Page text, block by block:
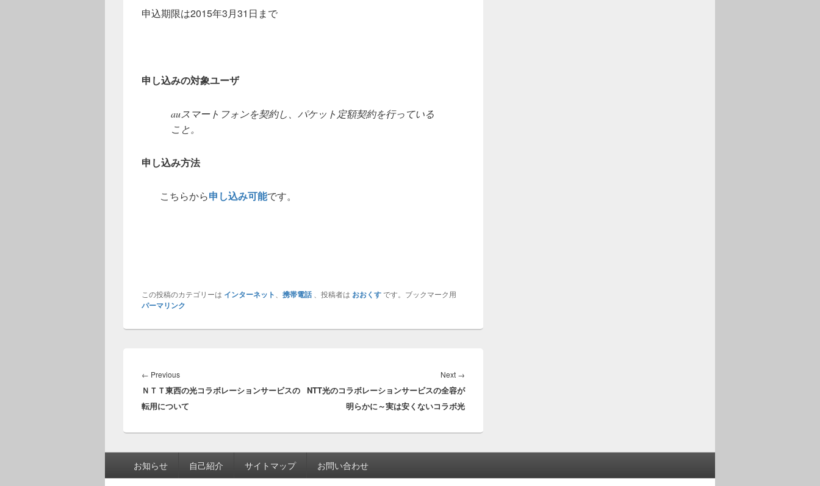
申込期限は2015年3月31日まで
申し込みの対象ユーザ
auスマートフォンを契約し、パケット定額契約を行っている
こと。
申し込み方法
こちらから申し込み可能です。
この投稿のカテゴリーは インターネット 携帯電話、投稿者は おおくすです。ブックマーク用
パーマリンク
稿
ナ
ビ
ゲ
ョ
ン
← PreviousPrevious
post:
ＮＴＴ東西の光コラボレーションサービスの
転用について
Next →
post:
NTT光のコラボレーションサービスの全容が
明らかに～実は安くないコラボ光
お知らせ 自己紹介 サイトマップ お問い合わせ